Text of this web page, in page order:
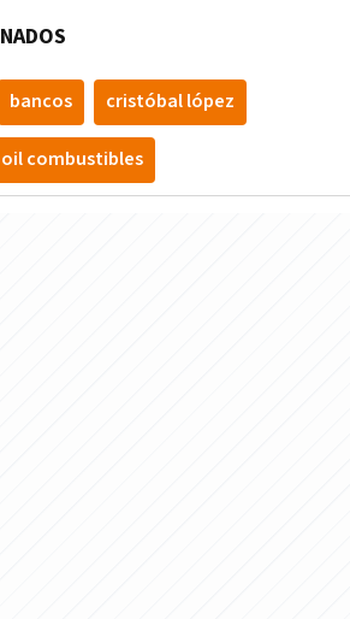
bancos cristóbal lópez
oil combustibles